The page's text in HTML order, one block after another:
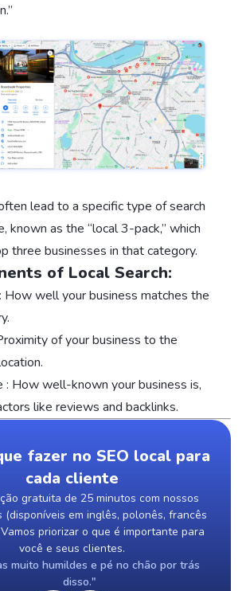
lead to a specific type of search
known as the “local 3-pack,” which
three businesses in that category.
of Local Search:
How well your business matches the
of your business to the
: How well-known your business is,
like reviews and backlinks.
fazer no SEO local para
cada cliente
gratuita de 25 minutos com nossos
(disponíveis em inglês, polonês, francês
priorizar o que é importante para
você e seus clientes.
muito humildes e pé no chão por trás
disso."